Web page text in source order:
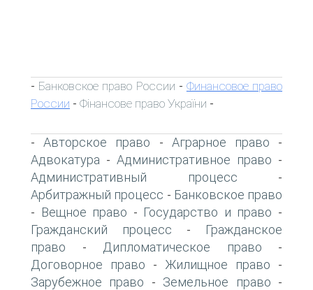
- Банковское право России - Финансовое право
России - Фінансове право України -
-Авторское право - Аграрное право -
Адвокатура - Административное право -
Административный процесс -
Арбитражный процесс - Банковское право
- Вещное право - Государство и право -
Гражданский процесс -
Гражданское
право - Дипломатическое право -
Договорное право - Жилищное право -
Зарубежное право - Земельное право -